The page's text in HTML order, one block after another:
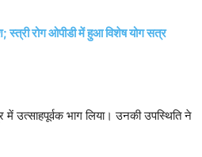
स्त्री रोग ओपीडी में हुआ विशेष योग सत्र
उत्साहपूर्वक भाग लिया। उनकी उपस्थिति ने